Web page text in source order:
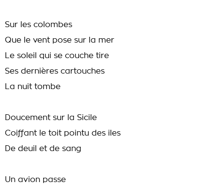
Sur les colombes
Que le vent pose sur la mer
Le soleil qui se couche tire
Ses dernières cartouches
La nuit tombe
Doucement sur la Sicile
Coiffant le toit pointu des iles
De deuil et de sang
Un avion passe